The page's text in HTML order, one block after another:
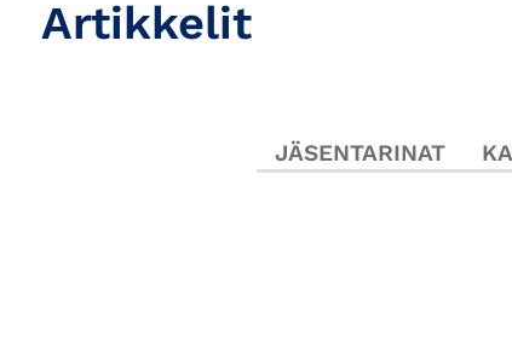
Artikkelit
JÄSENTARINAT